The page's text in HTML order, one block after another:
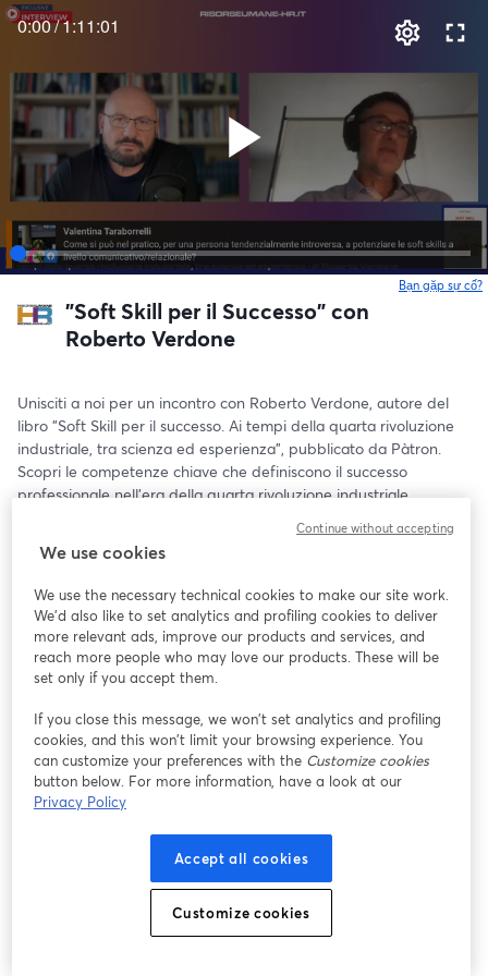
0:00/1:11:01
Bạn gặp sự cố?
"Soft Skill per il Successo" con
Roberto Verdone
Unisciti a noi per un incontro con Roberto Verdone, autore del
libro "Soft Skill per il successo. Ai tempi della quarta rivoluzione
industriale, tra scienza ed esperienza", pubblicato da Pàtron.
Scopri le competenze chiave che definiscono il successo
professionale nell'era della quarta rivoluzione industriale.
Roberto Verdone è ingegnere elettronico, professore ordinario
all'Università di Bologna dal 2001. È il Direttore del Laboratorio
Nazionale di Comunicazioni Wireless del CNIT. Da quindici anni
ha affiancato alla sua attività nel campo dell'ingegneria lo studio
della psicologia del lavoro. Dal 2010 insegna un corso sulle soft
skill all'Università di Bologna. Ha ideato il progetto "Soft Skills for
Success" e coordina la missione "Education&Training" del
2025.
Durante il webinar, discuteremo:
- Importanza delle Soft Skill: come le capacità interpersonali e
organizzative influenzano il successo professionale nel contesto
- Apprendimento e Sviluppo: metodi efficaci per sviluppare soft
skill a qualsiasi età, attraverso l'educazione formale e
We use cookies
We use the necessary technical cookies to make our site work.
We'd also like to set analytics and profiling cookies to deliver
more relevant ads, improve our products and services, and
reach more people who may love our products. These will be
set only if you accept them.
If you close this message, we won’t set analytics and profiling
cookies, and this won’t limit your browsing experience. You
can customize your preferences with the Customize cookies
button below. For more information, have a look at our
Privacy Policy
Accept all cookies
Customize cookies
Continue without accepting